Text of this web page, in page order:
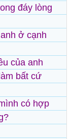
đáy lòng
ở cạnh
của anh
bất cứ
có hợp